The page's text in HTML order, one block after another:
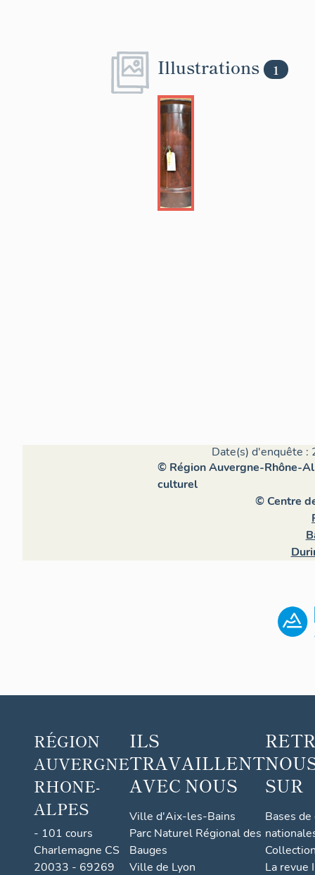
Illustrations 1
Date(s) d'enquête :
© Région Auvergne-Rhône-
culturel
© Centre
RÉGION
AUVERGNE
RHONE-
ALPES
- 101 cours
Charlemagne CS
20033 - 69269
ILS
TRAVAILLENT
AVEC NOUS
Ville d'Aix-les-Bains
Parc Naturel Régional des
Bauges
Ville de Lyon
SUR
Bases
La revue